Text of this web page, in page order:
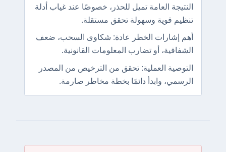
النتيجة العامة تميل للحذر، خصوصًا عند غياب أدلة
تنظيم قوية وسهولة تحقق مستقلة.
أهم إشارات الخطر عادة: شكاوى السحب، ضعف
الشفافية، أو تضارب المعلومات القانونية.
التوصية العملية: تحقق من الترخيص من المصدر
الرسمي، وابدأ دائمًا بخطة مخاطر صارمة.